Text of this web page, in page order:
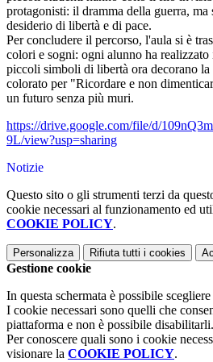
protagonisti: il dramma della guerra,
desiderio di libertà e di pace.
​Per concludere il percorso, l'aula si è
colori e sogni: ogni alunno ha
piccoli simboli di libertà ora decorano la
colorato per "Ricordare e non
un futuro senza più muri.
https://drive.google.com/file/d/
9L/view?usp=sharing
Notizie
Questo sito o gli strumenti terzi da
cookie necessari al funzionamento ed
COOKIE POLICY.
Personalizza Rifiuta tutti i cookies
Gestione cookie
In questa schermata è possibile
I cookie necessari sono quelli che
piattaforma e non è possibile disabilitarli.
Per conoscere quali sono i cookie
visionare la COOKIE POLICY.